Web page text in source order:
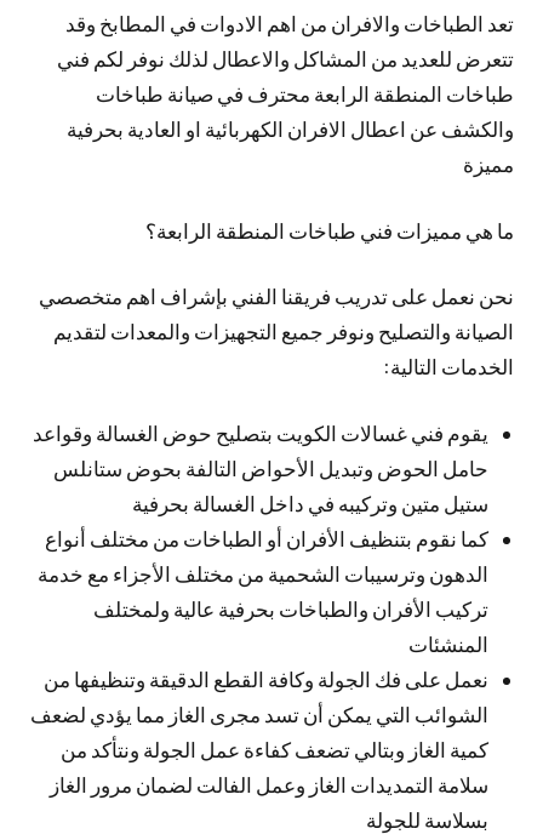
تعد الطباخات والافران من اهم الادوات في المطابخ وقد
تتعرض للعديد من المشاكل والاعطال لذلك نوفر لكم فني
طباخات المنطقة الرابعة محترف في صيانة طباخات
والكشف عن اعطال الافران الكهربائية او العادية بحرفية
مميزة
ما هي مميزات فني طباخات المنطقة الرابعة؟
نحن نعمل على تدريب فريقنا الفني بإشراف اهم متخصصي
الصيانة والتصليح ونوفر جميع التجهيزات والمعدات لتقديم
الخدمات التالية:
يقوم فني غسالات الكويت بتصليح حوض الغسالة وقواعد
حامل الحوض وتبديل الأحواض التالفة بحوض ستانلس
ستيل متين وتركيبه في داخل الغسالة بحرفية
كما نقوم بتنظيف الأفران أو الطباخات من مختلف أنواع
الدهون وترسيبات الشحمية من مختلف الأجزاء مع خدمة
تركيب الأفران والطباخات بحرفية عالية ولمختلف
المنشئات
نعمل على فك الجولة وكافة القطع الدقيقة وتنظيفها من
الشوائب التي يمكن أن تسد مجرى الغاز مما يؤدي لضعف
كمية الغاز وبتالي تضعف كفاءة عمل الجولة ونتأكد من
سلامة التمديدات الغاز وعمل الفالت لضمان مرور الغاز
بسلاسة للجولة